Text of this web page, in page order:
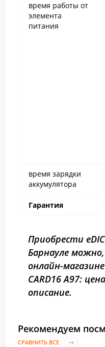
время работы от
элемента
питания
время зарядки
аккумулятора
Гарантия
Приобрести
Барнауле можно,
онлайн-
CARD16 A97:
описание.
Рекомендуем
СРАВНИТЬ ВСЕ